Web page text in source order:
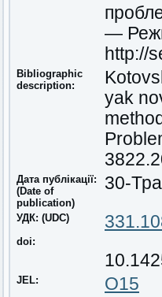
—
http://
Bibliographic
description:
yak
Дата публікації:
(Date of
publication)
30-
УДК: (UDC)
doi:
JEL: O15